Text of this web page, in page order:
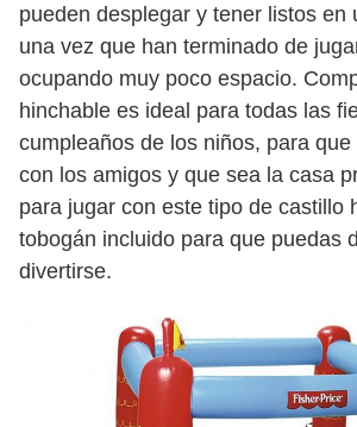
pueden desplegar y tener listos en
una vez que han terminado de
ocupando muy poco espacio.
hinchable es ideal para todas las
cumpleaños de los niños, para
con los amigos y que sea la casa
para jugar con este tipo de castillo
tobogán incluido para que puedas
divertirse.